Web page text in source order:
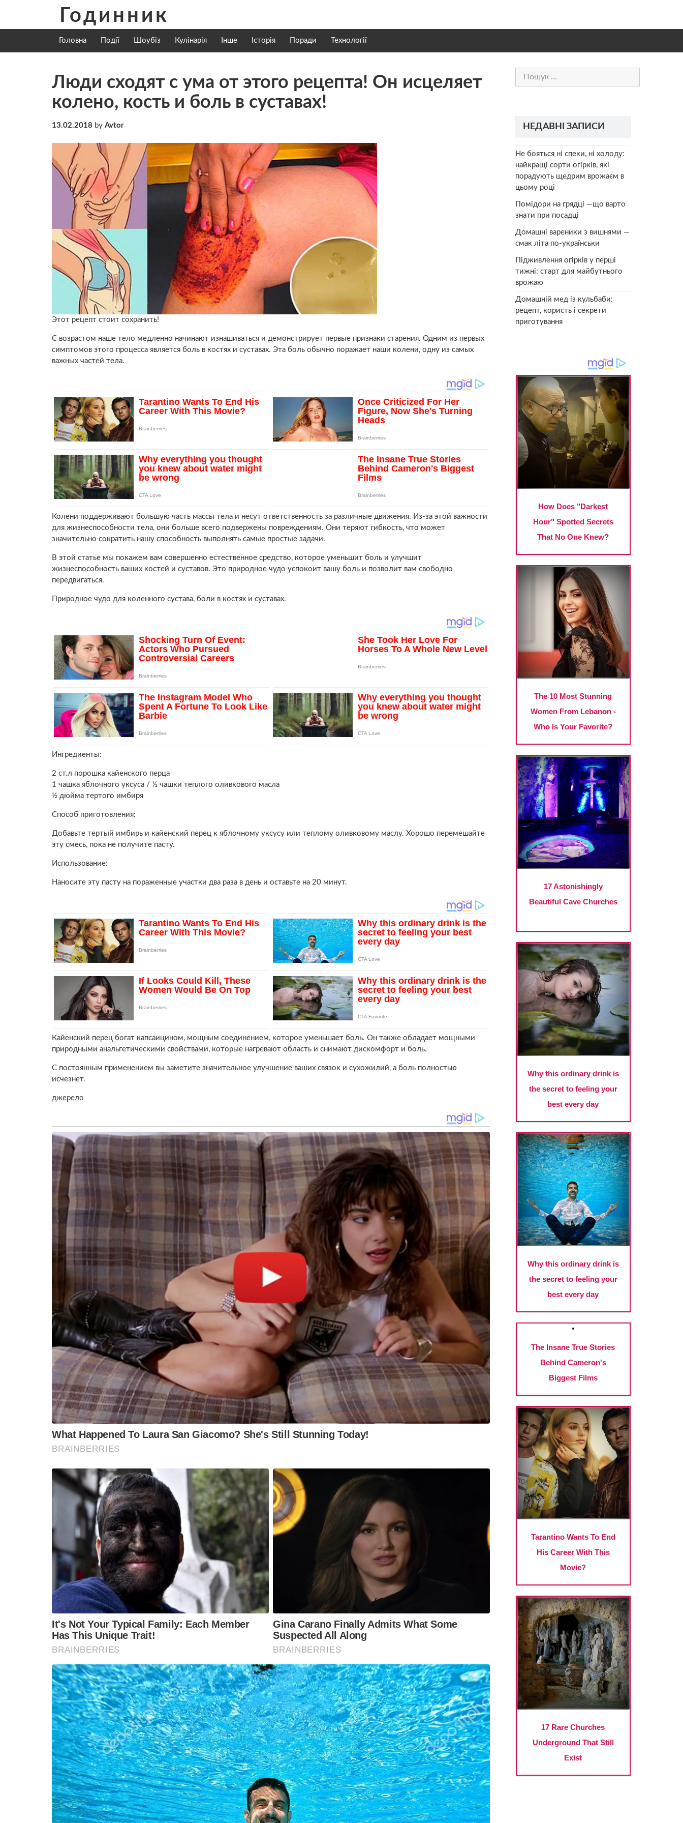
content
Годинник
Головна Події Шоубіз Кулінарія Інше Історія Поради Технології
Люди сходят с ума от этого рецепта! Он исцеляет
колено, кость и боль в суставах!
13.02.2018 by Avtor
Этот рецепт стоит сохранить!
С возрастом наше тело медленно начинают изнашиваться и демонстрирует первые признаки старения. Одним из первых
симптомов этого процесса является боль в костях и суставах. Эта боль обычно поражает наши колени, одну из самых
важных частей тела.
Колени поддерживают большую часть массы тела и несут ответственность за различные движения. Из-за этой важности
для жизнеспособности тела, они больше всего подвержены повреждениям. Они теряют гибкость, что может
значительно сократить нашу способность выполнять самые простые задачи.
В этой статье мы покажем вам совершенно естественное средство, которое уменьшит боль и улучшит
жизнеспособность ваших костей и суставов. Это природное чудо успокоит вашу боль и позволит вам свободно
передвигаться.
Природное чудо для коленного сустава, боли в костях и суставах.
Ингредиенты:
2 ст.л порошка кайенского перца
1 чашка яблочного уксуса / ½ чашки теплого оливкового масла
½ дюйма тертого имбиря
Способ приготовления:
Добавьте тертый имбирь и кайенский перец к яблочному уксусу или теплому оливковому маслу. Хорошо перемешайте
эту смесь, пока не получите пасту.
Использование:
Наносите эту пасту на пораженные участки два раза в день и оставьте на 20 минут.
Кайенский перец богат капсаицином, мощным соединением, которое уменьшает боль. Он также обладает мощными
природными анальгетическими свойствами, которые нагревают область и снимают дискомфорт и боль.
С постоянным применением вы заметите значительное улучшение ваших связок и сухожилий, а боль полностью
исчезнет.
джерело
Пошук:
НЕДАВНІ ЗАПИСИ
Не бояться ні спеки, ні холоду:
найкращі сорти огірків, які
порадують щедрим врожаєм в
цьому році
Помідори на грядці —що варто
знати при посадці
Домашні вареники з вишнями —
смак літа по-українськи
Підживлення огірків у перші
тижні: старт для майбутнього
врожаю
Домашній мед із кульбаби:
рецепт, користь і секрети
приготування